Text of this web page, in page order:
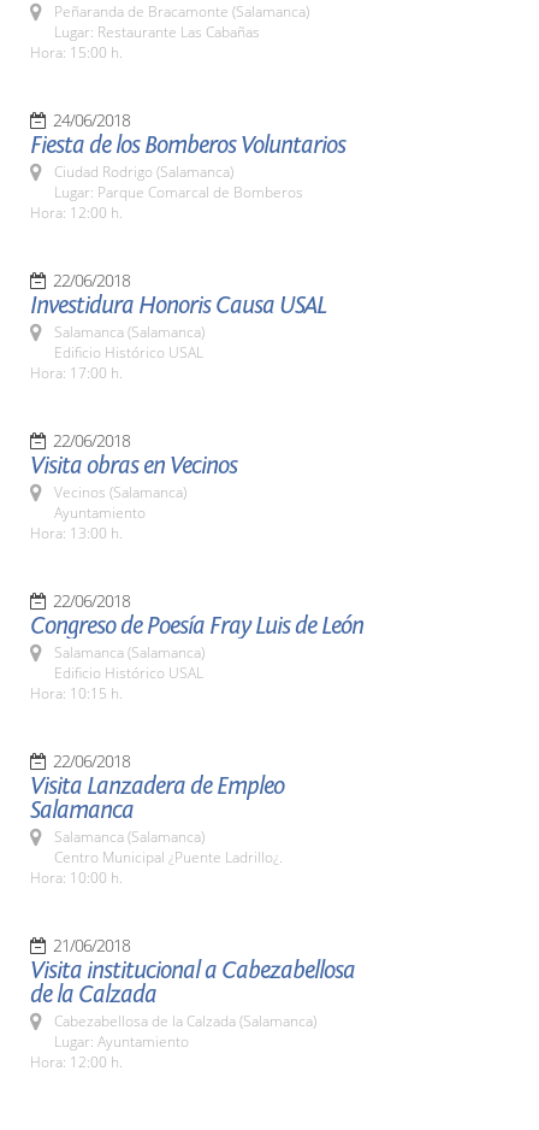
Peñaranda de Bracamonte (Salamanca)
Lugar: Restaurante Las Cabañas
Hora: 15:00 h.
24/06/2018
Fiesta de los Bomberos Voluntarios
Ciudad Rodrigo (Salamanca)
Lugar: Parque Comarcal de Bomberos
Hora: 12:00 h.
22/06/2018
Investidura Honoris Causa USAL
Salamanca (Salamanca)
Edificio Histórico USAL
Hora: 17:00 h.
22/06/2018
Visita obras en Vecinos
Vecinos (Salamanca)
Ayuntamiento
Hora: 13:00 h.
22/06/2018
Congreso de Poesía Fray Luis de León
Salamanca (Salamanca)
Edificio Histórico USAL
Hora: 10:15 h.
22/06/2018
Visita Lanzadera de Empleo
Salamanca
Salamanca (Salamanca)
Centro Municipal ¿Puente Ladrillo¿.
Hora: 10:00 h.
21/06/2018
Visita institucional a Cabezabellosa
de la Calzada
Cabezabellosa de la Calzada (Salamanca)
Lugar: Ayuntamiento
Hora: 12:00 h.